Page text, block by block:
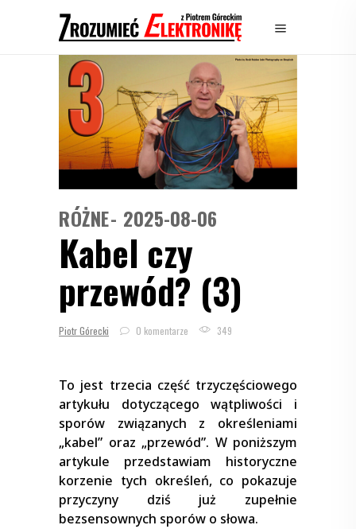
RÓŻNE 2025-08-06
Kabel czy
przewód? (3)
Piotr Górecki 0 komentarze 349
To jest trzecia część trzyczęściowego
artykułu dotyczącego wątpliwości i
sporów związanych z określeniami
„kabel” oraz „przewód”. W poniższym
artykule przedstawiam historyczne
korzenie tych określeń, co pokazuje
przyczyny dziś już zupełnie
bezsensownych sporów o słowa.